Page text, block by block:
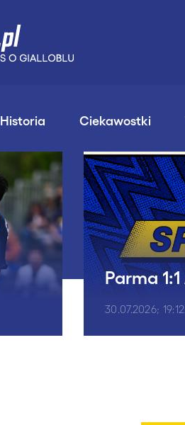
Historia Ciekawostki
Parma
30.07.2026;